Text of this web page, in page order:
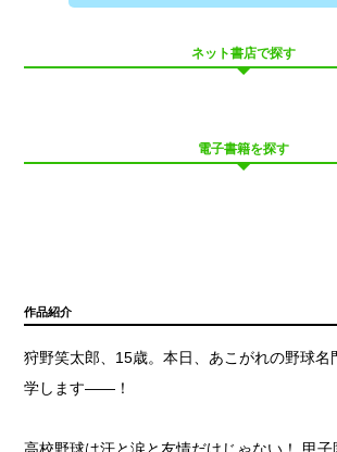
ネット書店で探す
電子書籍を探す
作品紹介
狩野笑太郎、15歳。本日、あこがれの野球名
学します——！